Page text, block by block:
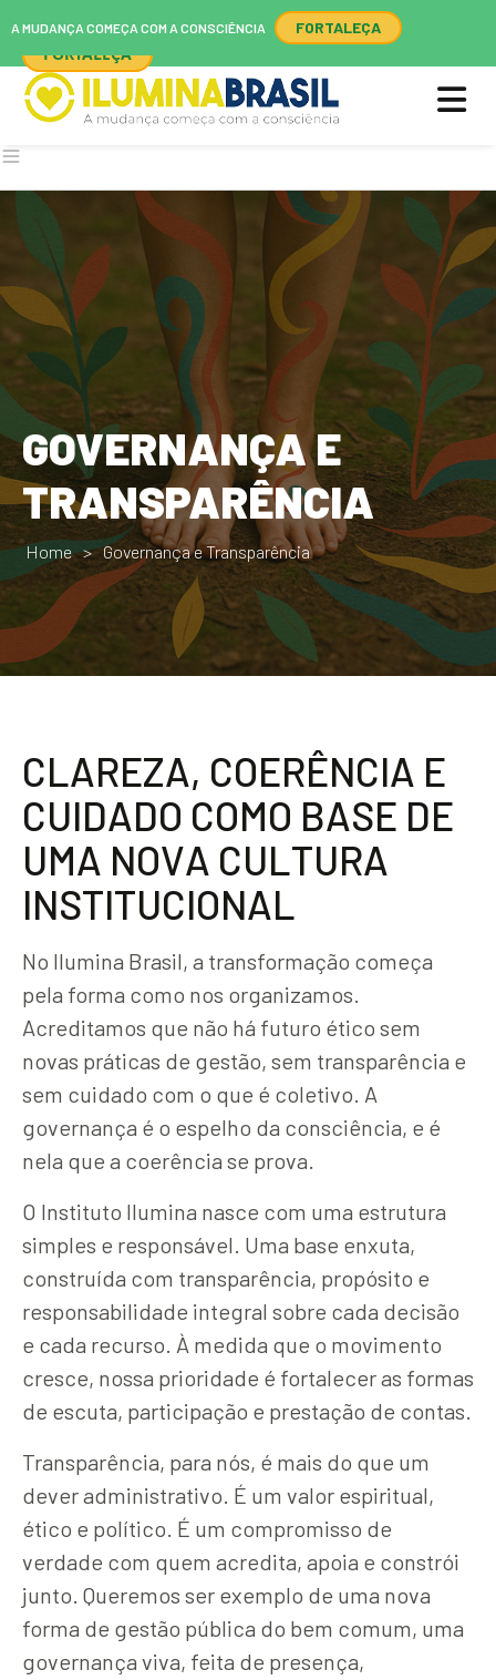
A MUDANÇA COMEÇA COM A CONSCIÊNCIA
FORTALEÇA
A MUDANÇA COMEÇA COM A CONSCIÊNCIA FORTALEÇA
GOVERNANÇA E
TRANSPARÊNCIA
Home > Governança e Transparência
CLAREZA, COERÊNCIA E
CUIDADO COMO BASE DE
UMA NOVA CULTURA
INSTITUCIONAL
No Ilumina Brasil, a transformação começa
pela forma como nos organizamos.
Acreditamos que não há futuro ético sem
novas práticas de gestão, sem transparência e
sem cuidado com o que é coletivo. A
governança é o espelho da consciência, e é
nela que a coerência se prova.
O Instituto Ilumina nasce com uma estrutura
simples e responsável. Uma base enxuta,
construída com transparência, propósito e
responsabilidade integral sobre cada decisão
e cada recurso. À medida que o movimento
cresce, nossa prioridade é fortalecer as formas
de escuta, participação e prestação de contas.
Transparência, para nós, é mais do que um
dever administrativo. É um valor espiritual,
ético e político. É um compromisso de
verdade com quem acredita, apoia e constrói
junto. Queremos ser exemplo de uma nova
forma de gestão pública do bem comum, uma
governança viva, feita de presença,